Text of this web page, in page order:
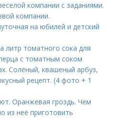
компании с заданиями.
компании.
на юбилей и детский
литр томатного сока для
с томатным соком
Солёный, квашеный арбуз,
рецепт. (4 фото + 1
Оранжевая гроздь. Чем
из неё приготовить